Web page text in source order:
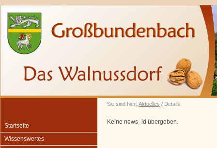
Sie sind hier: Aktuelles / Details
Startseite
Wissenswertes
Keine news_id übergeben.